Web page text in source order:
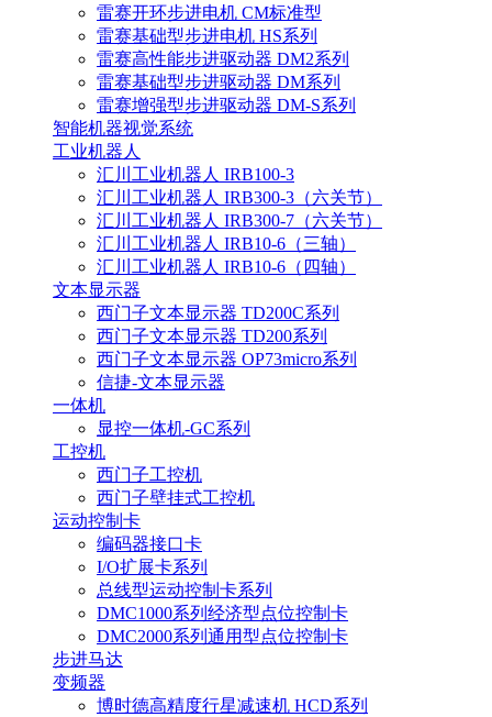
雷赛开环步进电机 CM标准型
雷赛基础型步进电机 HS系列
雷赛高性能步进驱动器 DM2系列
雷赛基础型步进驱动器 DM系列
雷赛增强型步进驱动器 DM-S系列
智能机器视觉系统
工业机器人
汇川工业机器人 IRB100-3
汇川工业机器人 IRB300-3（六关节）
汇川工业机器人 IRB300-7（六关节）
汇川工业机器人 IRB10-6（三轴）
汇川工业机器人 IRB10-6（四轴）
文本显示器
西门子文本显示器 TD200C系列
西门子文本显示器 TD200系列
西门子文本显示器 OP73micro系列
信捷-文本显示器
一体机
显控一体机-GC系列
工控机
西门子工控机
西门子壁挂式工控机
运动控制卡
编码器接口卡
I/O扩展卡系列
总线型运动控制卡系列
DMC1000系列经济型点位控制卡
DMC2000系列通用型点位控制卡
步进马达
变频器
博时德高精度行星减速机 HCD系列